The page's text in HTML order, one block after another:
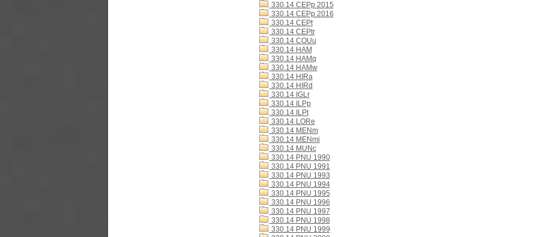
330.14 CEPp 2015
330.14 CEPp 2016
330.14 CEPt
330.14 CEPtr
330.14 COUu
330.14 HAM
330.14 HAMq
330.14 HAMw
330.14 HIRa
330.14 HIRd
330.14 IGLr
330.14 ILPp
330.14 ILPt
330.14 LORe
330.14 MENm
330.14 MENmi
330.14 MUNc
330.14 PNU 1990
330.14 PNU 1991
330.14 PNU 1993
330.14 PNU 1994
330.14 PNU 1995
330.14 PNU 1996
330.14 PNU 1997
330.14 PNU 1998
330.14 PNU 1999